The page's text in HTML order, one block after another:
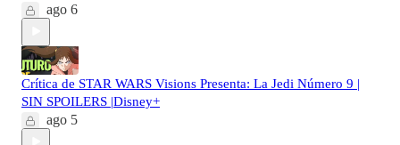
ago 6
Crítica de STAR WARS Visions Presenta: La Jedi Número 9 |
SIN SPOILERS |Disney+
ago 5